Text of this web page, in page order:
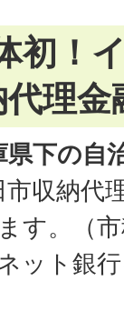
初！
理金
県下の自
収納代
す。（
ット銀